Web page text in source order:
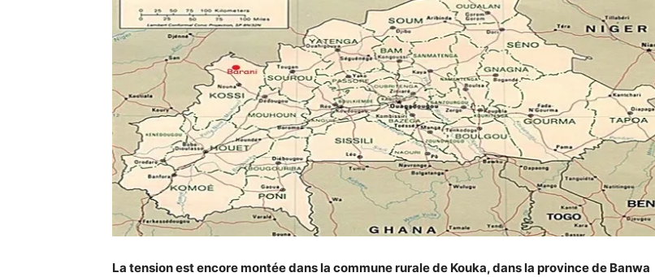
La tension est encore montée dans la commune rurale de Kouka, dans la province de Banwa